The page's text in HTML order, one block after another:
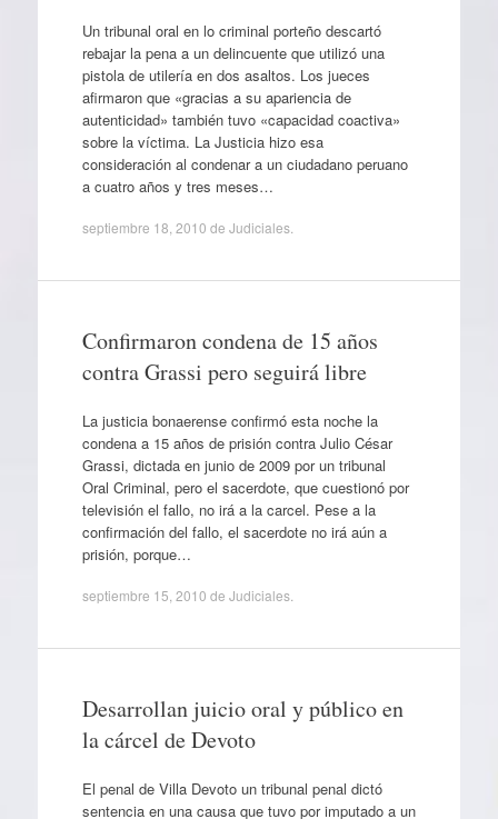
Un tribunal oral en lo criminal porteño descartó
rebajar la pena a un delincuente que utilizó una
pistola de utilería en dos asaltos. Los jueces
afirmaron que «gracias a su apariencia de
autenticidad» también tuvo «capacidad coactiva»
sobre la víctima. La Justicia hizo esa
consideración al condenar a un ciudadano peruano
a cuatro años y tres meses…
septiembre 18, 2010 de Judiciales.
Confirmaron condena de 15 años
contra Grassi pero seguirá libre
La justicia bonaerense confirmó esta noche la
condena a 15 años de prisión contra Julio César
Grassi, dictada en junio de 2009 por un tribunal
Oral Criminal, pero el sacerdote, que cuestionó por
televisión el fallo, no irá a la carcel. Pese a la
confirmación del fallo, el sacerdote no irá aún a
prisión, porque…
septiembre 15, 2010 de Judiciales.
Desarrollan juicio oral y público en
la cárcel de Devoto
El penal de Villa Devoto un tribunal penal dictó
sentencia en una causa que tuvo por imputado a un